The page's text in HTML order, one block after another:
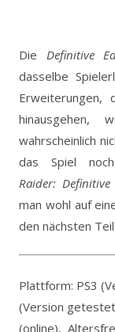
Die Definitive
dasselbe
Erweiterungen,
hinausgehen,
wahrscheinlich
das Spiel
Raider:
man wohl auf
den nächsten
Plattform: PS3
(Version
(online),